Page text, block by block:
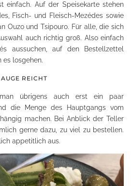
einfach. Auf der Speisekarte stehen
Fisch- und Fleisch-Mezédes sowie
Ouzo und Tsipouro. Für alle, die sich
auch richtig groß. Also einfach
aussuchen, auf den Bestellzettel
es losgehen.
REICHT
übrigens auch erst ein paar
die Menge des Hauptgangs vom
machen. Bei Anblick der Teller
gerne dazu, zu viel zu bestellen.
appetitlich aus.